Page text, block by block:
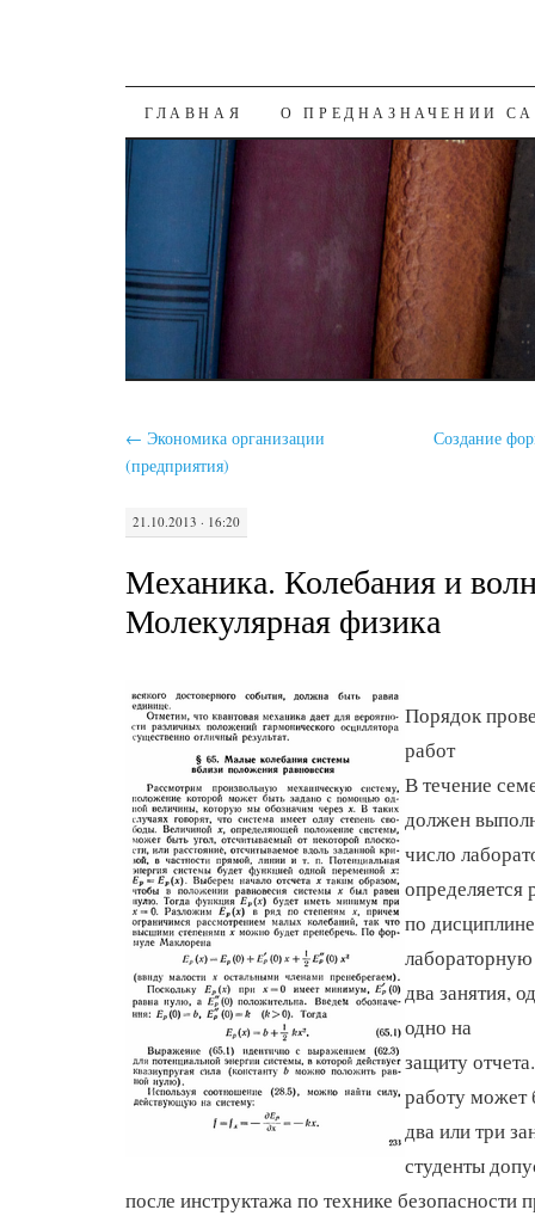
SKIP
CONTENT
ГЛАВНАЯ О ПРЕДНАЗНАЧЕНИИ
← Экономика организации
(предприятия)
Создание
21.10.2013 · 16:20
Механика. Колебания и
Молекулярная физика
Порядок
работ
В течение
должен
число
по
лабораторную
два занятия,
одно на
защиту
работу может
два или три
студенты
после инструктажа по технике безопасности